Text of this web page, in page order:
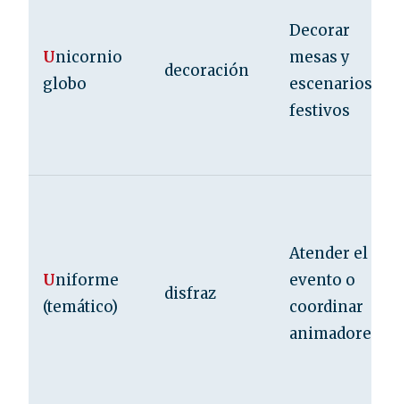
Unicornio
globo
decoración
Decorar
mesas y
escenarios
festivos
Uniforme
(temático)
disfraz
Atender el
evento o
coordinar
animadores